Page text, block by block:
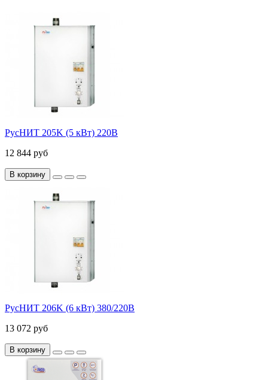
РусНИТ 205K (5 кВт) 220В
12 844 руб
В корзину
РусНИТ 206K (6 кВт) 380/220В
13 072 руб
В корзину